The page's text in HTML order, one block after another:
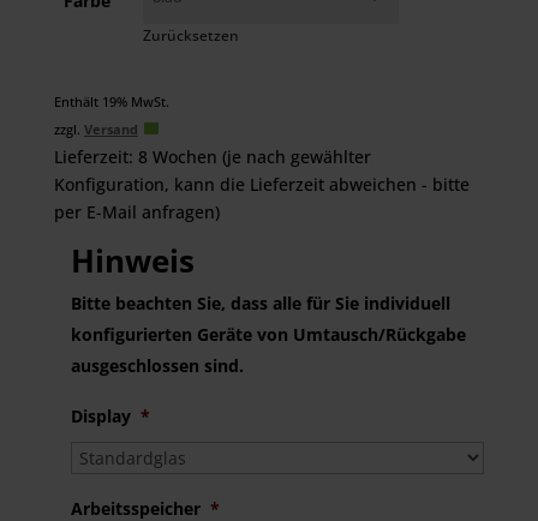
Zurücksetzen
Enthält 19% MwSt.
zzgl. Versand
Lieferzeit: 8 Wochen (je nach gewählter
Konfiguration, kann die Lieferzeit abweichen - bitte
per E-Mail anfragen)
Hinweis
Bitte beachten Sie, dass alle für Sie individuell
konfigurierten Geräte von Umtausch/Rückgabe
ausgeschlossen sind.
Display *
Arbeitsspeicher *